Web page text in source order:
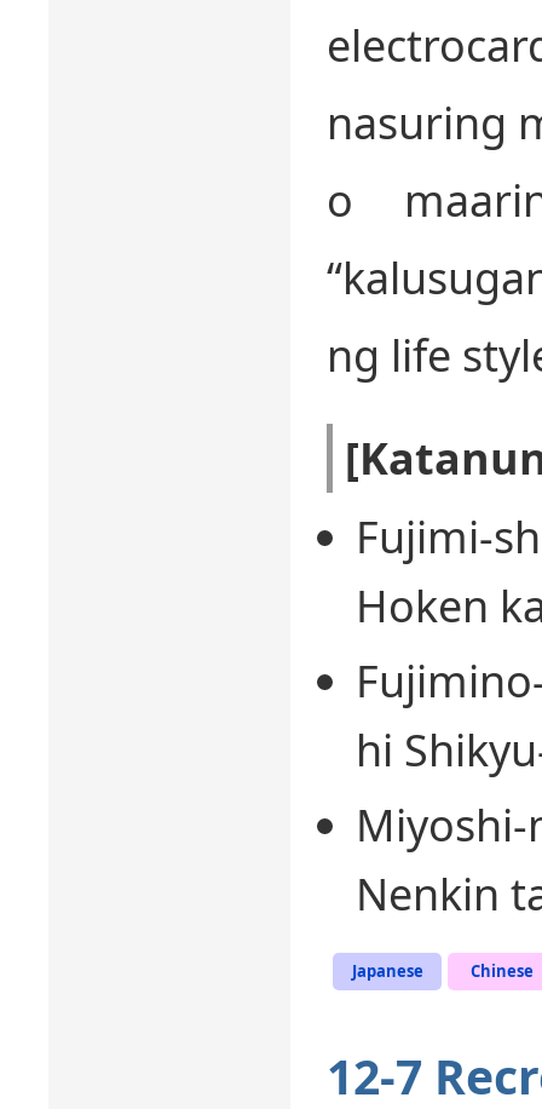
nasuring
o
ng life
Fujimi-
Hoken
hi
Miyoshi-
Nenkin
Japanese Chinese
12-7